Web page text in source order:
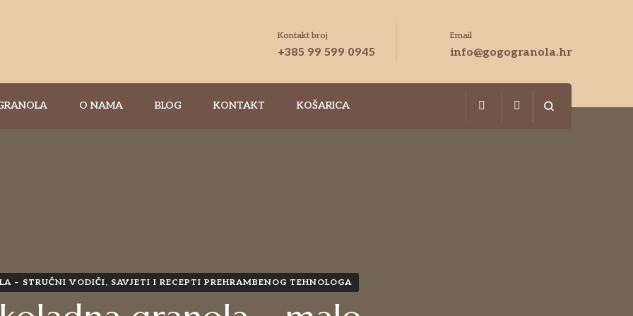
Kontakt broj
+385 99 599 0945
Email
info@gogogranola.hr
O NAMA BLOG KONTAKT KOŠARICA
– STRUČNI VODIČI, SAVJETI I RECEPTI PREHRAMBENOG TEHNOLOGA